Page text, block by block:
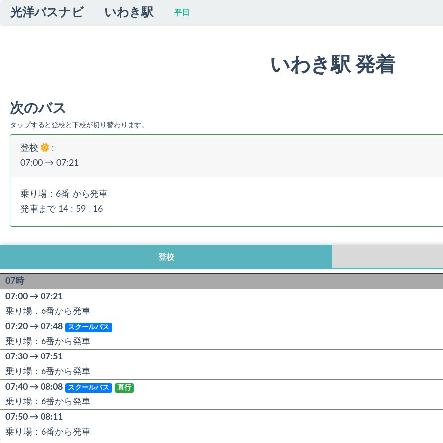
光洋バスナビ いわき駅 平日
いわき駅 発着
次のバス
タップすると登校と下校が切り替わります。
登校
:
07:00 → 07:21
乗り場：6番 から発車
発車まで 14 : 59 : 16
登校
07時
07:00 → 07:21
乗り場：6番から発車
07:20 → 07:48
スクールバス
乗り場：6番から発車
07:30 → 07:51
乗り場：6番から発車
07:40 → 08:08
スクールバス 直行
乗り場：6番から発車
07:50 → 08:11
乗り場：6番から発車